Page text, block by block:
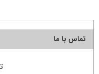
تماس با ما